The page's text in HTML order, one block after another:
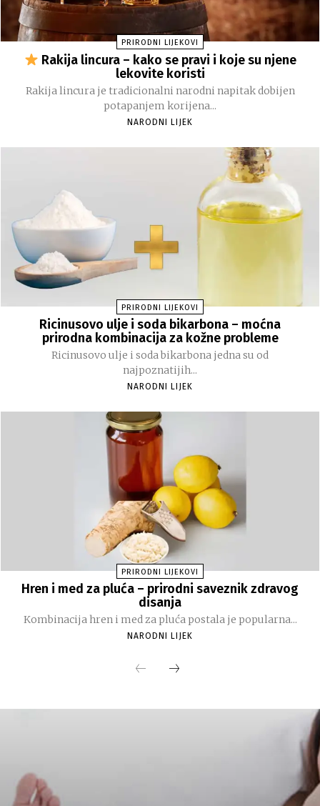
PRIRODNI LIJEKOVI
Rakija lincura – kako se pravi i koje su njene
lekovite koristi
Rakija lincura je tradicionalni narodni napitak dobijen
potapanjem korijena...
NARODNI LIJEK
PRIRODNI LIJEKOVI
Ricinusovo ulje i soda bikarbona – moćna
prirodna kombinacija za kožne probleme
Ricinusovo ulje i soda bikarbona jedna su od
najpoznatijih...
NARODNI LIJEK
PRIRODNI LIJEKOVI
Hren i med za pluća – prirodni saveznik zdravog
disanja
Kombinacija hren i med za pluća postala je popularna...
NARODNI LIJEK